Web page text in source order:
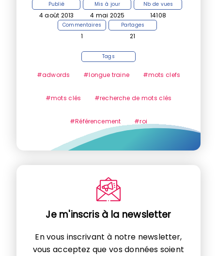
Publié
4 août 2013
Mis à jour
4 mai 2025
Nb de vues
14108
Commentaires
1
Partages
21
Tags
#adwords #longue traine #mots clefs
#mots clés #recherche de mots clés
#Référencement #roi
Je m'inscris à la newsletter
En vous inscrivant à notre newsletter,
vous acceptez que vos données soient